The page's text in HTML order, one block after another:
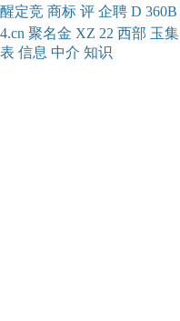
醒定竞 商标 评 企聘 D 360B
4.cn 聚名金 XZ 22 西部 玉集
表 信息 中介 知识